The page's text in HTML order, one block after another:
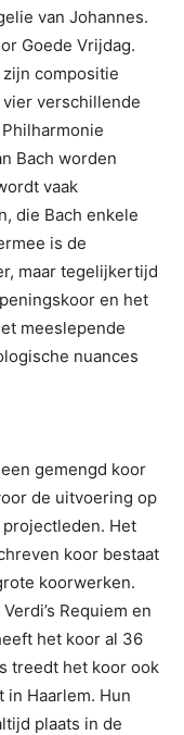
van Johannes.
Goede Vrijdag.
compositie
verschillende
Bach worden
vaak
die Bach enkele
is de
maar tegelijkertijd
en het
meeslepende
nuances
gemengd koor
de uitvoering op
projectleden. Het
koor bestaat
koorwerken.
Requiem en
het koor al 36
treedt het koor ook
Haarlem. Hun
plaats in de